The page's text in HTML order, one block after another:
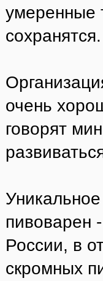
умеренные
сохранятся.
очень
говорят
пивоварен
России, в
скромных